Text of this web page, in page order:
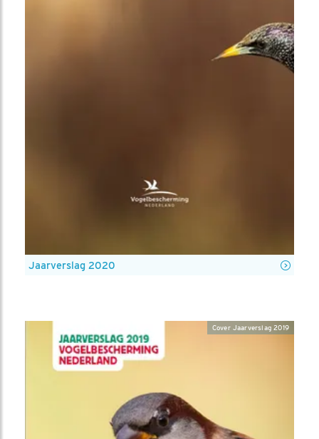
Jaarverslag 2020
Cover Jaarverslag 2019